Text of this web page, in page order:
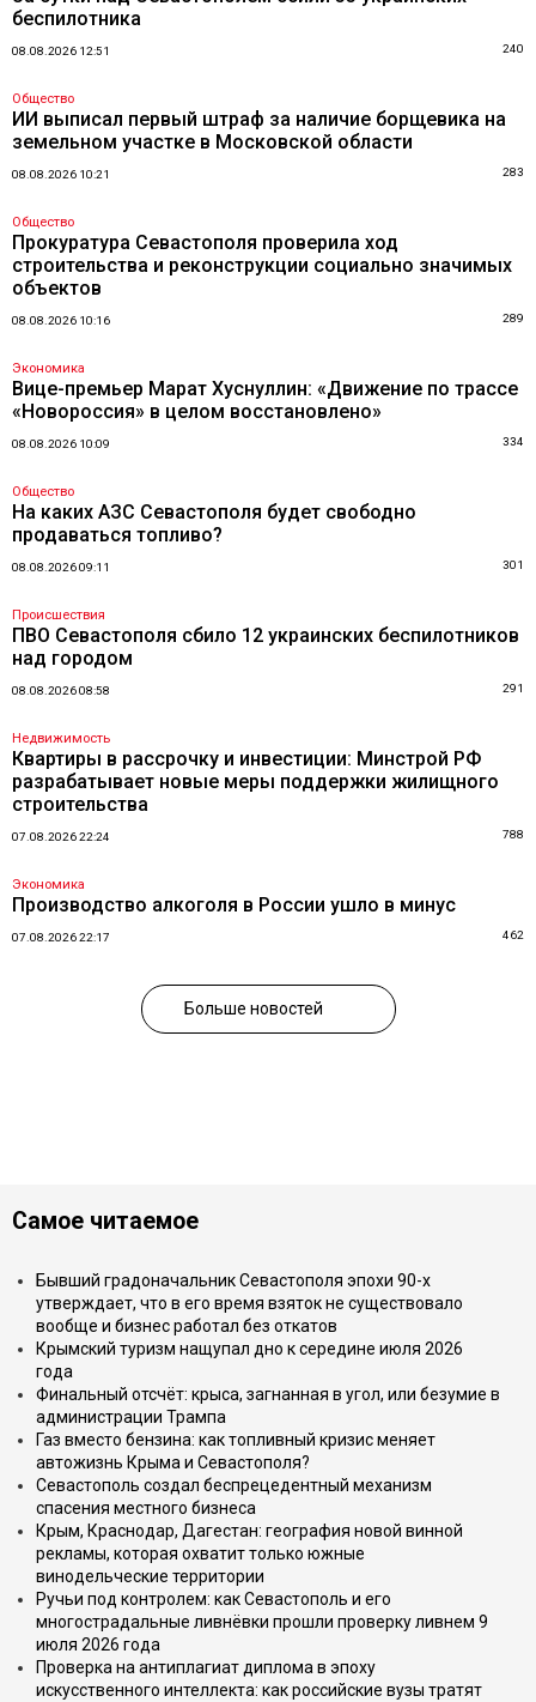
беспилотника
08.08.2026 12:51 240
Общество
ИИ выписал первый штраф за наличие борщевика на
земельном участке в Московской области
08.08.2026 10:21 283
Общество
Прокуратура Севастополя проверила ход
строительства и реконструкции социально значимых
объектов
08.08.2026 10:16 289
Экономика
Вице-премьер Марат Хуснуллин: «Движение по трассе
«Новороссия» в целом восстановлено»
08.08.2026 10:09 334
Общество
На каких АЗС Севастополя будет свободно
продаваться топливо?
08.08.2026 09:11 301
Происшествия
ПВО Севастополя сбило 12 украинских беспилотников
над городом
08.08.2026 08:58 291
Недвижимость
Квартиры в рассрочку и инвестиции: Минстрой РФ
разрабатывает новые меры поддержки жилищного
строительства
07.08.2026 22:24 788
Экономика
Производство алкоголя в России ушло в минус
07.08.2026 22:17 462
Больше новостей
Самое читаемое
Бывший градоначальник Севастополя эпохи 90-х
утверждает, что в его время взяток не существовало
вообще и бизнес работал без откатов
Крымский туризм нащупал дно к середине июля 2026
года
Финальный отсчёт: крыса, загнанная в угол, или безумие в
администрации Трампа
Газ вместо бензина: как топливный кризис меняет
автожизнь Крыма и Севастополя?
Севастополь создал беспрецедентный механизм
спасения местного бизнеса
Крым, Краснодар, Дагестан: география новой винной
рекламы, которая охватит только южные
винодельческие территории
Ручьи под контролем: как Севастополь и его
многострадальные ливнёвки прошли проверку ливнем 9
июля 2026 года
Проверка на антиплагиат диплома в эпоху
искусственного интеллекта: как российские вузы тратят